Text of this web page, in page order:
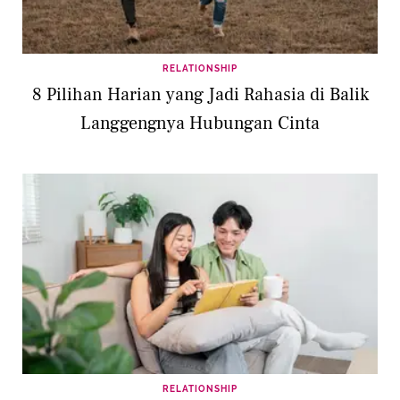
RELATIONSHIP
8 Pilihan Harian yang Jadi Rahasia di Balik
Langgengnya Hubungan Cinta
RELATIONSHIP